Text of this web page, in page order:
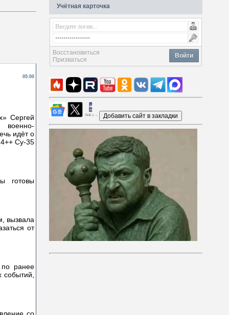
05:00
Сергей
военно-
идёт о
4++ Су-35
готовы
вызвала
от
ранее
событий,
Учётная карточка
Войти
Восстановиться
Призваться